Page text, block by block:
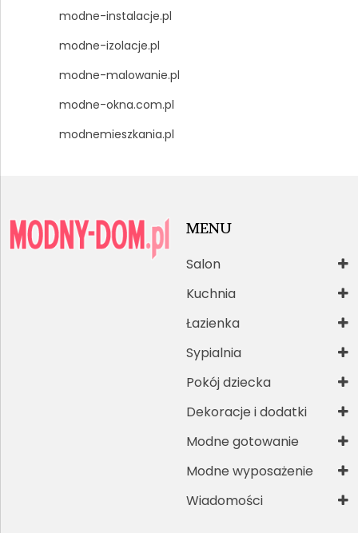
modne-instalacje.pl
modne-izolacje.pl
modne-malowanie.pl
modne-okna.com.pl
modnemieszkania.pl
MENU
Salon
Kuchnia
Łazienka
Sypialnia
Pokój dziecka
Dekoracje i dodatki
Modne gotowanie
Modne wyposażenie
Wiadomości